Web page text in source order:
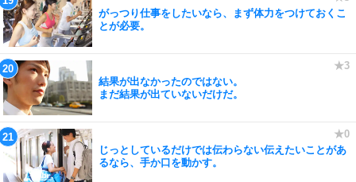
がっつり仕事をしたいなら、まず体力をつけておくこ
とが必要。
結果が出なかったのではない。
まだ結果が出ていないだけだ。
じっとしているだけでは伝わらない伝えたいことがあ
るなら、手か口を動かす。